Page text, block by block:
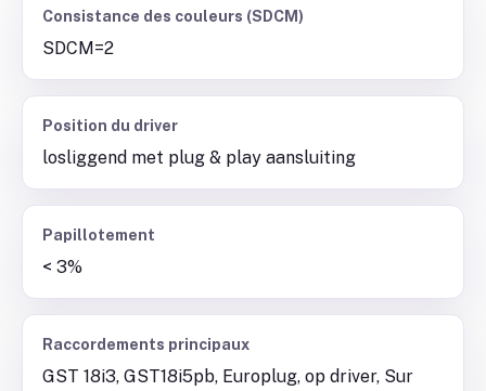
Consistance des couleurs (SDCM)
SDCM=2
Position du driver
losliggend met plug & play aansluiting
Papillotement
< 3%
Raccordements principaux
GST 18i3, GST18i5pb, Europlug, op driver, Sur